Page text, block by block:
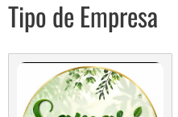
Tipo de Empresa